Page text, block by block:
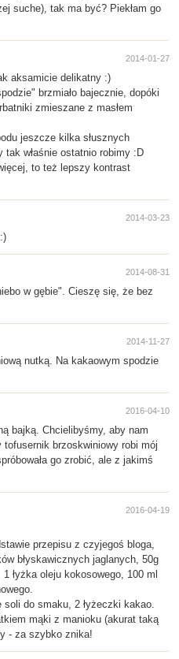
suche), tak ma być? Piekłam go
2014-01-27
aksamicie delikatny :)
brzmiało bajecznie, dopóki
zmieszane z masłem
jeszcze kilka słusznych
tak właśnie ostatnio robimy :D
to też lepszy kontrast
2014-03-23
2014-08-31
w gębie". Cieszę się, że bez
2014-11-27
nutką. Na kakaowym spodzie
2016-04-10
bajką. Chcielibyśmy, aby nam
tofusernik brzoskwiniowy robi mój
go zrobić, ale z jakimś
2016-04-19
przepisu z czyjegoś bloga,
błyskawicznych jaglanych, 50g
łyżka oleju kokosowego, 100 ml
soli do smaku, 2 łyżeczki kakao.
mąki z manioku (akurat taką
- za szybko znika!